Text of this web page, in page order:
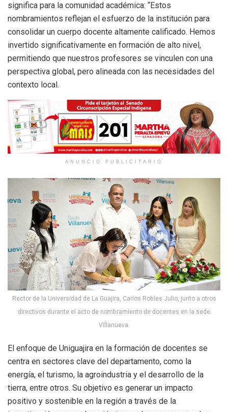
significa para la comunidad académica: “Estos
nombramientos reflejan el esfuerzo de la institución para
consolidar un cuerpo docente altamente calificado. Hemos
invertido significativamente en formación de alto nivel,
permitiendo que nuestros profesores se vinculen con una
perspectiva global, pero alineada con las necesidades del
contexto local.
ANUNCIO PUBLICITARIO
Rector de la Universidad de La Guajira, Carlos Robles Julio, junto a otros
directivos durante el acto de nombramiento de docentes en la sede
Villanueva.
El enfoque de Uniguajira en la formación de docentes se
centra en sectores clave del departamento, como la
energía, el turismo, la agroindustria y el desarrollo de la
tierra, entre otros. Su objetivo es generar un impacto
positivo y sostenible en la región a través de la